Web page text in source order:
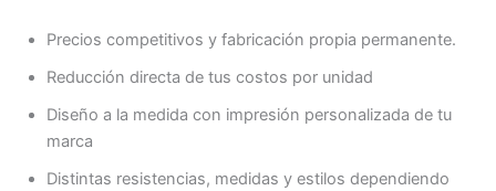
Precios competitivos y fabricación propia permanente.
Reducción directa de tus costos por unidad
Diseño a la medida con impresión personalizada de tu
marca
Distintas resistencias, medidas y estilos dependiendo